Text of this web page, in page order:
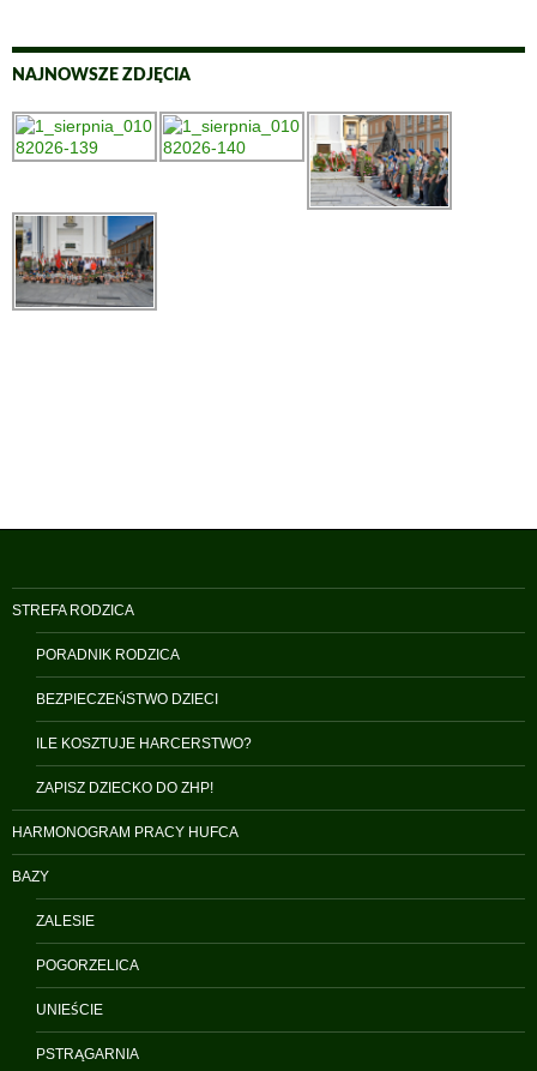
NAJNOWSZE ZDJĘCIA
STREFA RODZICA
PORADNIK RODZICA
BEZPIECZEŃSTWO DZIECI
ILE KOSZTUJE HARCERSTWO?
ZAPISZ DZIECKO DO ZHP!
HARMONOGRAM PRACY HUFCA
BAZY
ZALESIE
POGORZELICA
UNIEŚCIE
PSTRĄGARNIA